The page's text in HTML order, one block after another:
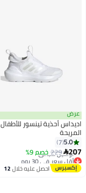
عرض
اديداس أحذية تينسور للأطفال
المريحة
5.0
7
207
229 خصم 9%
أقل سعر في 30 يوم
توصيل مجاني
أقل سعر في 30 يوم
احصل عليه خلال12